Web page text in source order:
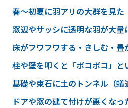
春〜初夏に羽アリの大群を見た
窓辺やサッシに透明な羽が大量
床がフワフワする・きしむ・畳
柱や壁を叩くと「ポコポコ」と
基礎や束石に土のトンネル（蟻
ドアや窓の建て付けが悪くなっ